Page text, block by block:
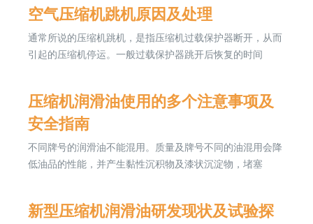
空气压缩机跳机原因及处理
通常所说的压缩机跳机，是指压缩机过载保护器断开，从而
引起的压缩机停运。一般过载保护器跳开后恢复的时间
压缩机润滑油使用的多个注意事项及
安全指南
不同牌号的润滑油不能混用。质量及牌号不同的油混用会降
低油品的性能，并产生黏性沉积物及漆状沉淀物，堵塞
新型压缩机润滑油研发现状及试验探